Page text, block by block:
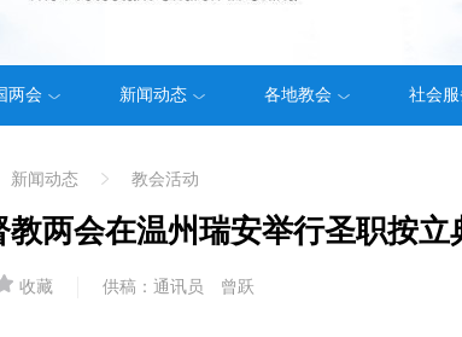
两会 新闻动态 各地教会 社会服
新闻动态 教会活动
教两会在温州瑞安举行圣职按立
收藏 供稿：通讯员 曾跃